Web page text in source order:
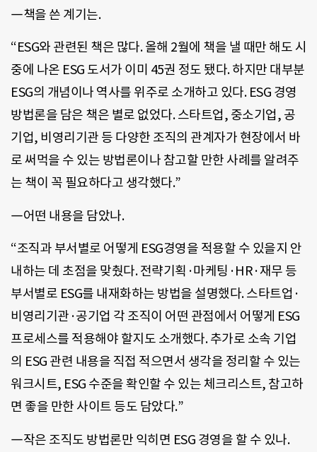
―책을 쓴 계기는.
“ESG와 관련된 책은 많다. 올해 2월에 책을 낼 때만 해도 시
중에 나온 ESG 도서가 이미 45권 정도 됐다. 하지만 대부분
ESG의 개념이나 역사를 위주로 소개하고 있다. ESG 경영
방법론을 담은 책은 별로 없었다. 스타트업, 중소기업, 공
기업, 비영리기관 등 다양한 조직의 관계자가 현장에서 바
로 써먹을 수 있는 방법론이나 참고할 만한 사례를 알려주
는 책이 꼭 필요하다고 생각했다.”
―어떤 내용을 담았나.
“조직과 부서별로 어떻게 ESG경영을 적용할 수 있을지 안
내하는 데 초점을 맞췄다. 전략기획·마케팅·HR·재무 등
부서별로 ESG를 내재화하는 방법을 설명했다. 스타트업·
비영리기관·공기업 각 조직이 어떤 관점에서 어떻게 ESG
프로세스를 적용해야 할지도 소개했다. 추가로 소속 기업
의 ESG 관련 내용을 직접 적으면서 생각을 정리할 수 있는
워크시트, ESG 수준을 확인할 수 있는 체크리스트, 참고하
면 좋을 만한 사이트 등도 담았다.”
―작은 조직도 방법론만 익히면 ESG 경영을 할 수 있나.